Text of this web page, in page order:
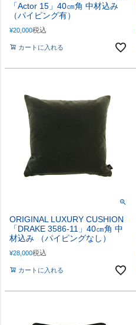
「Actor 15」40㎝角 中材込み
（パイピング有）
¥20,000税込
カートに入れる
ORIGINAL LUXURY CUSHION
「DRAKE 3586-11」40㎝角 中
材込み （パイピングなし）
¥28,000税込
カートに入れる